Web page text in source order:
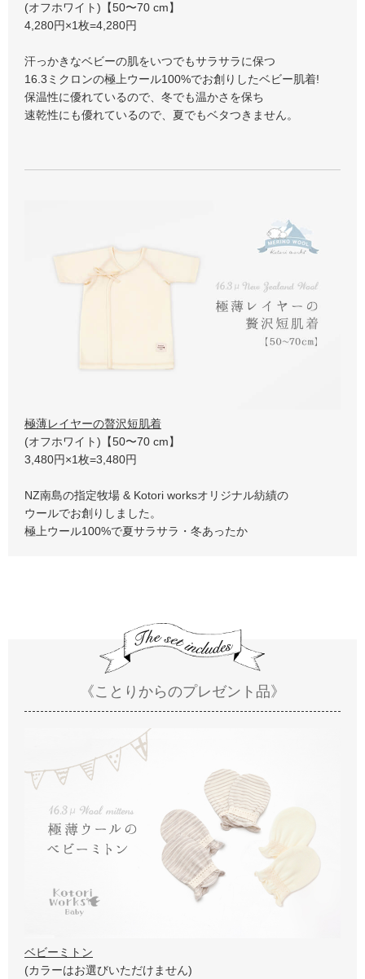
(オフホワイト)【50〜70 cm】
4,280円×1枚=4,280円
汗っかきなベビーの肌をいつでもサラサラに保つ
16.3ミクロンの極上ウール100%でお創りしたベビー肌着!
保温性に優れているので、冬でも温かさを保ち
速乾性にも優れているので、夏でもベタつきません。
極薄レイヤーの贅沢短肌着
(オフホワイト)【50〜70 cm】
3,480円×1枚=3,480円
NZ南島の指定牧場 & Kotori worksオリジナル紡績の
ウールでお創りしました。
極上ウール100%で夏サラサラ・冬あったか
《ことりからのプレゼント品》
ベビーミトン
(カラーはお選びいただけません)